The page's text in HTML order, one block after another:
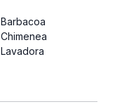
Barbacoa
Chimenea
Lavadora